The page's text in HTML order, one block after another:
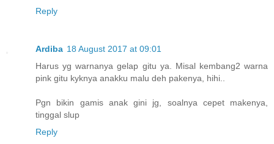
Reply
Ardiba 18 August 2017 at 09:01
Harus yg warnanya gelap gitu ya. Misal kembang2 warna
pink gitu kyknya anakku malu deh pakenya, hihi..
Pgn bikin gamis anak gini jg, soalnya cepet makenya,
tinggal slup
Reply